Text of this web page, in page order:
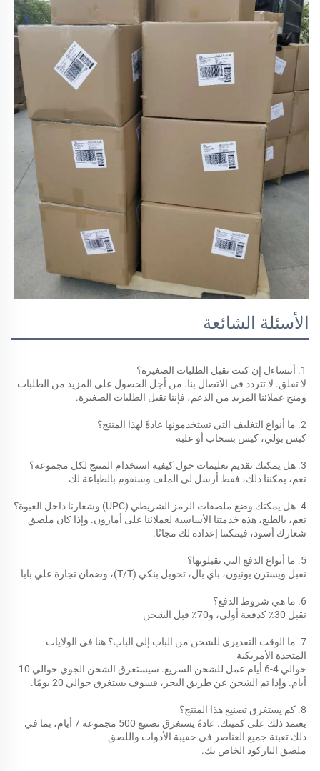
الأسئلة الشائعة
1. أتتساءل إن كنت تقبل الطلبات الصغيرة؟
ومنح عملائنا المزيد من الدعم، فإننا نقبل الطلبات الصغيرة.
2. ما أنواع التغليف التي تستخدمونها عادةً لهذا المنتج؟
كيس بولي، كيس بسحاب أو علبة
3. هل يمكنك تقديم تعليمات حول كيفية استخدام المنتج لكل مجموعة؟
نعم، يمكننا ذلك، فقط أرسل لي الملف وسنقوم بالطباعة لك
4. هل يمكنك وضع ملصقات الرمز الشريطي (UPC) وشعارنا داخل العبوة؟
شعارك أسود، فيمكننا إعداده لك مجانًا.
5. ما أنواع الدفع التي تقبلونها؟
نقبل ويسترن يونيون، باي بال، تحويل بنكي (T/T)، وضمان تجارة علي بابا
6. ما هي شروط الدفع؟
نقبل 30٪ كدفعة أولى، و70٪ قبل الشحن
المتحدة الأمريكية
أيام. وإذا تم الشحن عن طريق البحر، فسوف يستغرق حوالي 20 يومًا.
8. كم يستغرق تصنيع هذا المنتج؟
ذلك تعبئة جميع العناصر في حقيبة الأدوات واللصق
ملصق الباركود الخاص بك.